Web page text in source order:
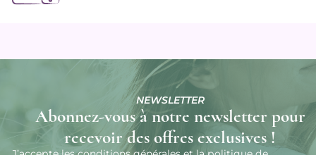
NEWSLETTER
Abonnez-vous à notre newsletter pour
recevoir des offres exclusives !